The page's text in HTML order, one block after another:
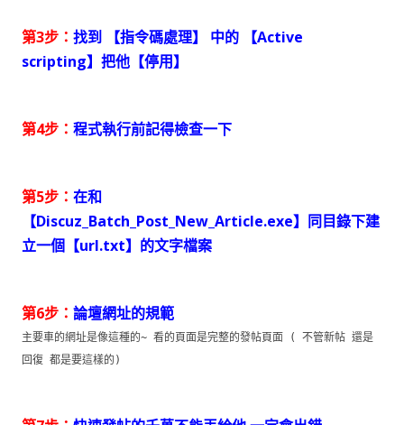
第3步： 找到 【指令碼處理】 中的 【Active
scripting】把他【停用】
第4步： 程式執行前記得檢查一下
第5步： 在和
【Discuz_Batch_Post_New_Article.exe】同目錄下建
立一個【url.txt】的文字檔案
第6步： 論壇網址的規範
主要車的網址是像這種的~ 看的頁面是完整的發帖頁面 ( 不管新帖 還是
回復 都是要這樣的)